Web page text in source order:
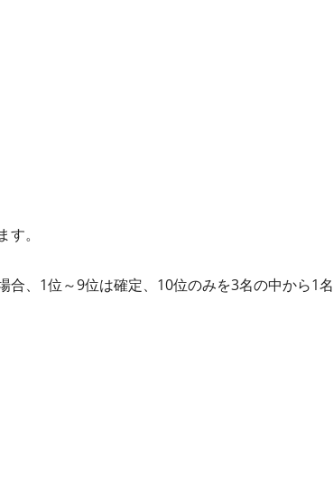
。
、1位～9位は確定、10位のみを3名の中から1名